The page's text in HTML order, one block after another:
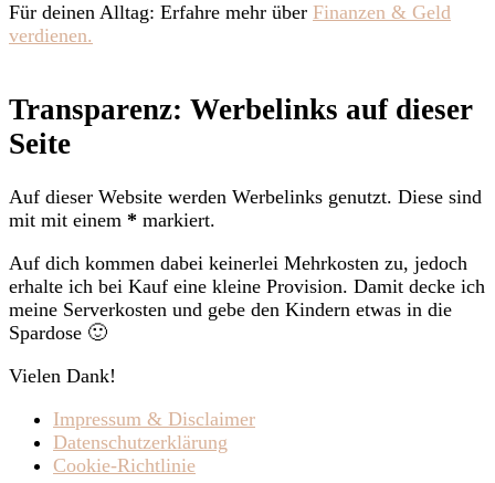
Für deinen Alltag: Erfahre mehr über Finanzen & Geld
verdienen.
Transparenz: Werbelinks auf dieser
Seite
Auf dieser Website werden Werbelinks genutzt. Diese sind
mit mit einem * markiert.
Auf dich kommen dabei keinerlei Mehrkosten zu, jedoch
erhalte ich bei Kauf eine kleine Provision. Damit decke ich
meine Serverkosten und gebe den Kindern etwas in die
Spardose 🙂
Vielen Dank!
Impressum & Disclaimer
Datenschutzerklärung
Cookie-Richtlinie